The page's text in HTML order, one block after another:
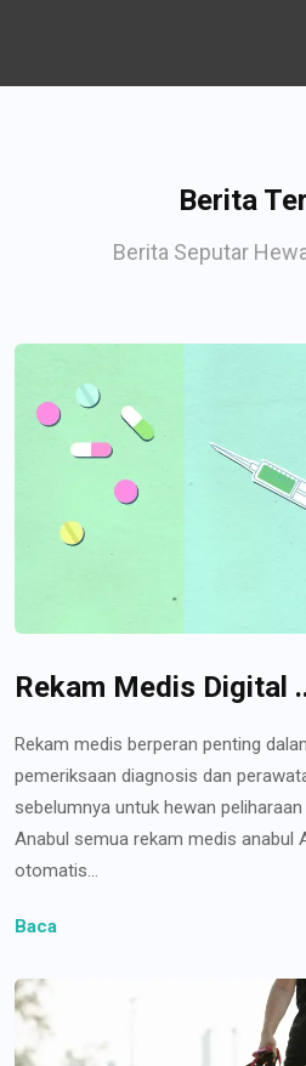
Berita
Berita Seputar
Rekam Medis Digital
Rekam medis berperan penting
pemeriksaan diagnosis dan
sebelumnya untuk hewan
Anabul semua rekam medis anabul
otomatis...
Baca